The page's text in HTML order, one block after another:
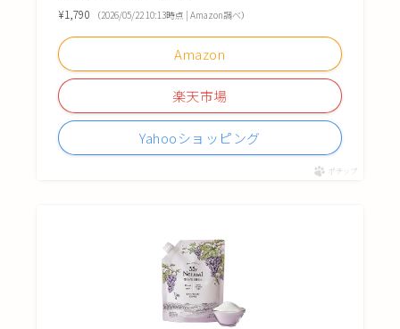
¥1,790 （2026/05/22 10:13時点 | Amazon調べ）
Amazon
楽天市場
Yahooショッピング
ポチップ